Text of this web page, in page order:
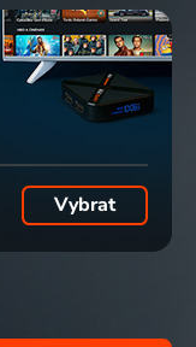
Vybrat